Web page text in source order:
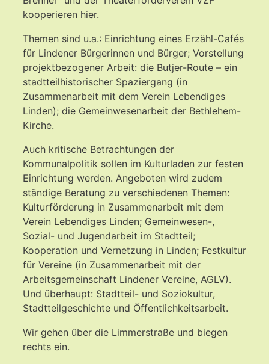
kooperieren hier.
Themen sind u.a.: Einrichtung eines Erzähl-Cafés
für Lindener Bürgerinnen und Bürger; Vorstellung
projektbezogener Arbeit: die Butjer-Route – ein
stadtteilhistorischer Spaziergang (in
Zusammenarbeit mit dem Verein Lebendiges
Linden); die Gemeinwesenarbeit der Bethlehem-
Kirche.
Auch kritische Betrachtungen der
Kommunalpolitik sollen im Kulturladen zur festen
Einrichtung werden. Angeboten wird zudem
ständige Beratung zu verschiedenen Themen:
Kulturförderung in Zusammenarbeit mit dem
Verein Lebendiges Linden; Gemeinwesen-,
Sozial- und Jugendarbeit im Stadtteil;
Kooperation und Vernetzung in Linden; Festkultur
für Vereine (in Zusammenarbeit mit der
Arbeitsgemeinschaft Lindener Vereine, AGLV).
Und überhaupt: Stadtteil- und Soziokultur,
Stadtteilgeschichte und Öffentlichkeitsarbeit.
Wir gehen über die Limmerstraße und biegen
rechts ein.